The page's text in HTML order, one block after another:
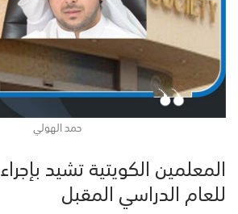
حمد الهولي
المعلمين الكويتية تشيد
للعام الدراسي المقبل